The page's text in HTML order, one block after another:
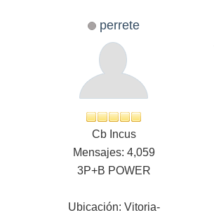
perrete
Cb Incus
Mensajes: 4,059
3P+B POWER
Ubicación: Vitoria-